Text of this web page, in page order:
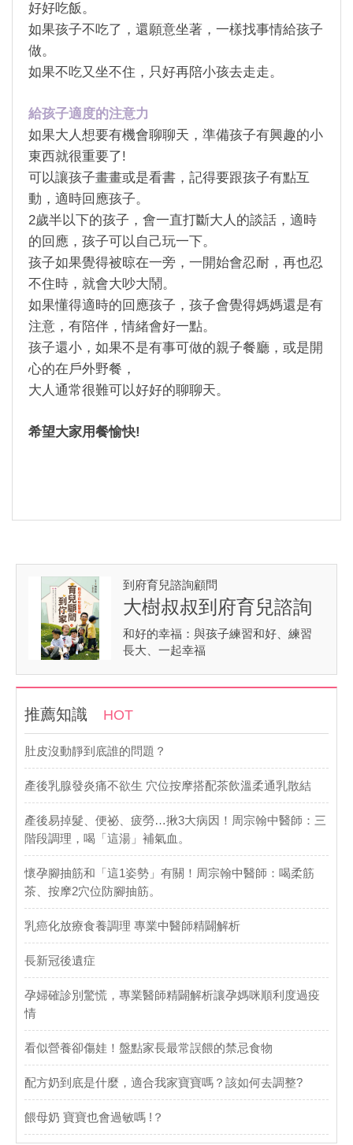
好好吃飯。
如果孩子不吃了，還願意坐著，一樣找事情給孩子
做。
如果不吃又坐不住，只好再陪小孩去走走。
給孩子適度的注意力
如果大人想要有機會聊聊天，準備孩子有興趣的小
東西就很重要了!
可以讓孩子畫畫或是看書，記得要跟孩子有點互
動，適時回應孩子。
2歲半以下的孩子，會一直打斷大人的談話，適時
的回應，孩子可以自己玩一下。
孩子如果覺得被晾在一旁，一開始會忍耐，再也忍
不住時，就會大吵大鬧。
如果懂得適時的回應孩子，孩子會覺得媽媽還是有
注意，有陪伴，情緒會好一點。
孩子還小，如果不是有事可做的親子餐廳，或是開
心的在戶外野餐，
大人通常很難可以好好的聊聊天。
希望大家用餐愉快!
到府育兒諮詢顧問
大樹叔叔到府育兒諮詢
和好的幸福：與孩子練習和好、練習
長大、一起幸福
推薦知識 HOT
肚皮沒動靜到底誰的問題？
產後乳腺發炎痛不欲生 穴位按摩搭配茶飲溫柔通乳散結
產後易掉髮、便祕、疲勞…揪3大病因！周宗翰中醫師：三
階段調理，喝「這湯」補氣血。
懷孕腳抽筋和「這1姿勢」有關！周宗翰中醫師：喝柔筋
茶、按摩2穴位防腳抽筋。
乳癌化放療食養調理 專業中醫師精闢解析
長新冠後遺症
孕婦確診別驚慌，專業醫師精闢解析讓孕媽咪順利度過疫
情
看似營養卻傷娃！盤點家長最常誤餵的禁忌食物
配方奶到底是什麼，適合我家寶寶嗎？該如何去調整?
餵母奶 寶寶也會過敏嗎 !？